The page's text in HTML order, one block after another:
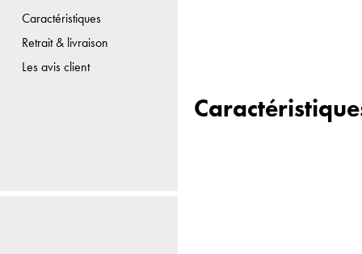
Caractéristiques
Retrait & livraison
Les avis client